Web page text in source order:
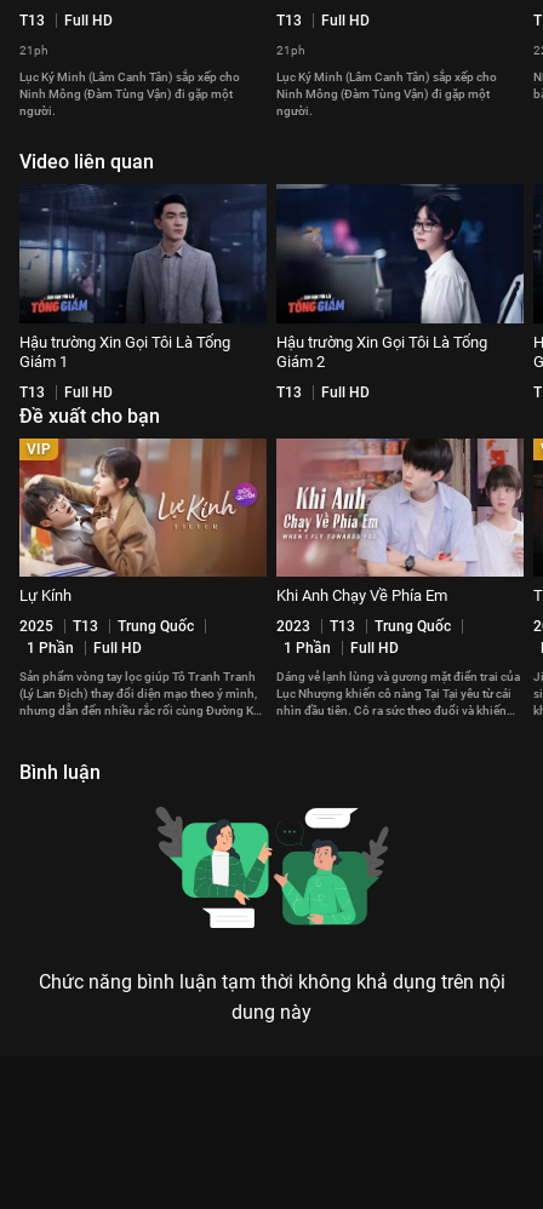
T13 Full HD
21ph
Lục Ký Minh (Lâm Canh Tân) sắp xếp cho
Ninh Mông (Đàm Tùng Vận) đi gặp một
người.
T13 Full HD
21ph
Lục Ký Minh (Lâm Canh Tân) sắp xếp cho
Ninh Mông (Đàm Tùng Vận) đi gặp một
người.
Video liên quan
Hậu trường Xin Gọi Tôi Là Tổng
Giám 1
T13 Full HD
Hậu trường Xin Gọi Tôi Là Tổng
Giám 2
T13 Full HD
Đề xuất cho bạn
VIP
Lự Kính
2025 T13
Trung Quốc
1 Phần
Full HD
Sản phẩm vòng tay lọc giúp Tô Tranh Tranh
(Lý Lan Địch) thay đổi diện mạo theo ý mình,
nhưng dẫn đến nhiều rắc rối cùng Đường Kỳ
Khi Anh Chạy Về Phía Em
2023 T13
Trung Quốc
1 Phần
Full HD
Dáng vẻ lạnh lùng và gương mặt điển trai của
Lục Nhượng khiến cô nàng Tại Tại yêu từ cái
nhìn đầu tiên. Cô ra sức theo đuổi và khiến
Jira
Bình luận
Chức năng bình luận tạm thời không khả dụng trên nội
dung này